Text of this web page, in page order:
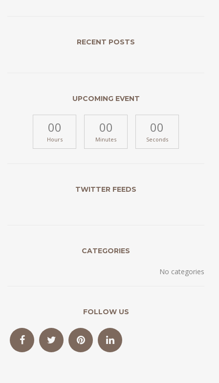
RECENT POSTS
UPCOMING EVENT
00
Hours
00
Minutes
00
Seconds
TWITTER FEEDS
CATEGORIES
No categories
FOLLOW US